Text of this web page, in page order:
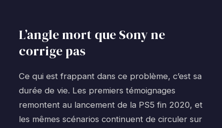
L’angle mort que Sony ne
corrige pas
Ce qui est frappant dans ce problème, c’est sa
durée de vie. Les premiers témoignages
remontent au lancement de la PS5 fin 2020, et
les mêmes scénarios continuent de circuler sur